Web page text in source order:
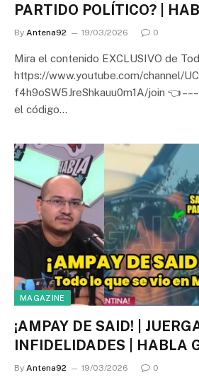
PARTIDO POLÍTICO? |
By Antena92 19/03/2026 0
Mira el contenido EXCLUSIVO de
https://www.youtube.com/channel/
f4h9oSW5JreShkauu0m1A/join 👈 – –
el código…
MAGAZINE
¡AMPAY DE SAID! |
INFIDELIDADES | HABLA
By Antena92 19/03/2026 0